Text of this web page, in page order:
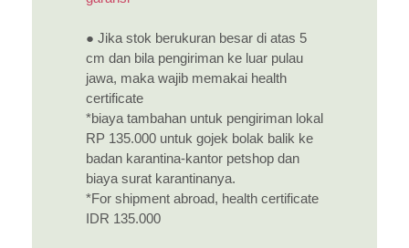
● Jika stok berukuran besar di atas 5
cm dan bila pengiriman ke luar pulau
jawa, maka wajib memakai health
certificate
*biaya tambahan untuk pengiriman lokal
RP 135.000 untuk gojek bolak balik ke
badan karantina-kantor petshop dan
biaya surat karantinanya.
*For shipment abroad, health certificate
IDR 135.000